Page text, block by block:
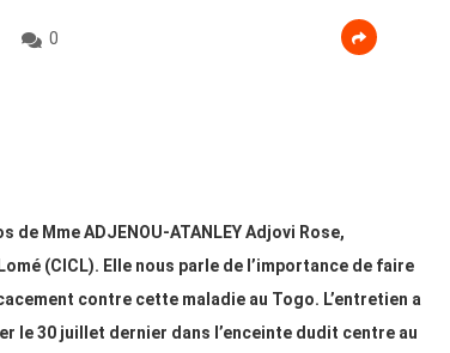
0
Mme ADJENOU-ATANLEY Adjovi Rose,
(CICL). Elle nous parle de l’importance de faire
contre cette maladie au Togo. L’entretien a
le 30 juillet dernier dans l’enceinte dudit centre au